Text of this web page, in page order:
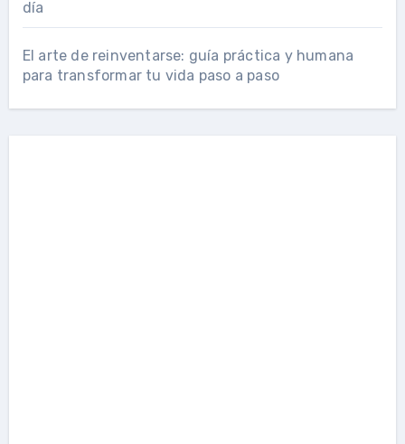
día
El arte de reinventarse: guía práctica y humana
para transformar tu vida paso a paso